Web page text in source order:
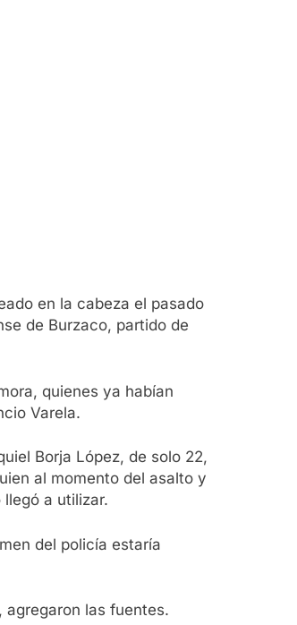
en la cabeza el pasado
de Burzaco, partido de
quienes ya habían
Varela.
Borja López, de solo 22,
al momento del asalto y
a utilizar.
del policía estaría
las fuentes.